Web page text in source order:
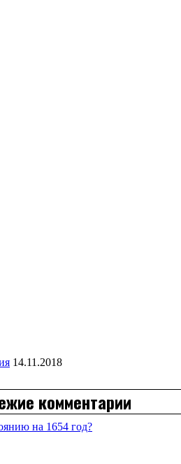
14.11.2018
комментарии
на 1654 год?